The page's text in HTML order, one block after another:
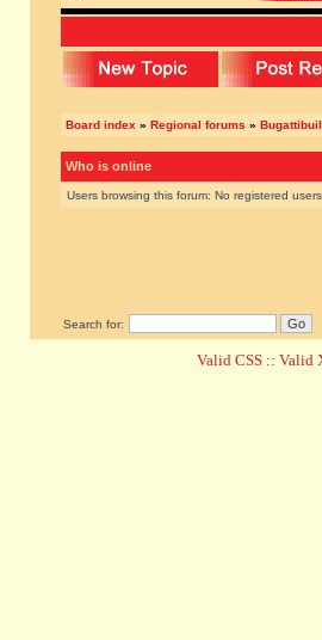
Board index » Regional forums »
Who is online
Users browsing this forum: No registered
Search for:
Valid CSS :: Valid